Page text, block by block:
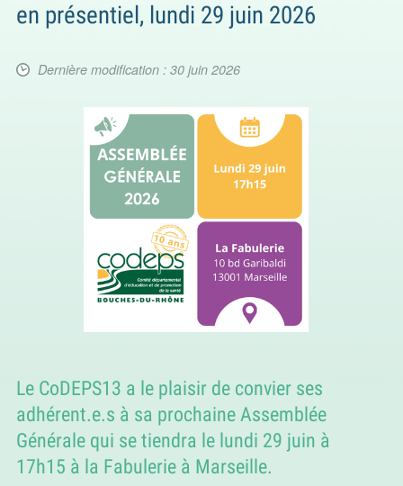
en présentiel, lundi 29 juin 2026
Dernière modification : 30 juin 2026
Le CoDEPS13 a le plaisir de convier ses
adhérent.e.s à sa prochaine Assemblée
Générale qui se tiendra le lundi 29 juin à
17h15 à la Fabulerie à Marseille.